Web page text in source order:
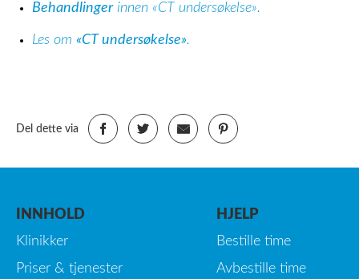
Behandlingerinnen «CT undersøkelse».
Les om «CT undersøkelse».
Del dette via
INNHOLD
Klinikker
Priser & tjenester
HJELP
Bestille time
Avbestille time